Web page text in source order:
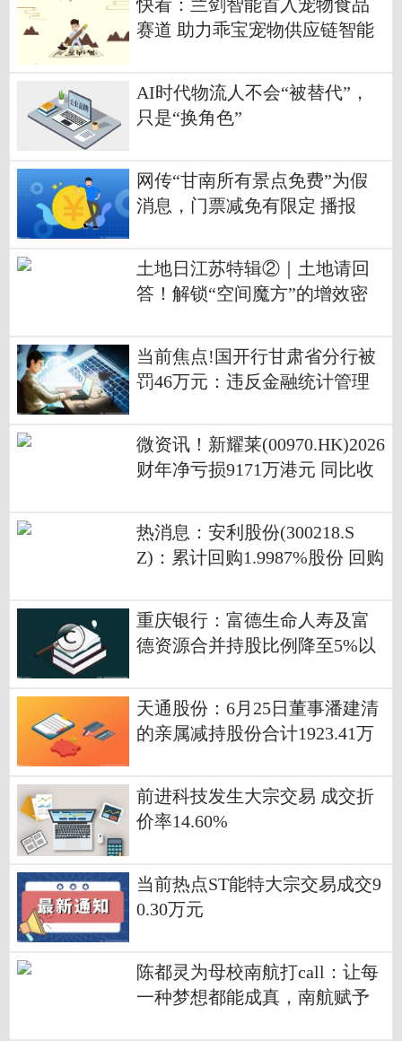
快看：兰剑智能首入宠物食品
赛道 助力乖宝宠物供应链智能
AI时代物流人不会“被替代”，
只是“换角色”
网传“甘南所有景点免费”为假
消息，门票减免有限定 播报
土地日江苏特辑②｜土地请回
答！解锁“空间魔方”的增效密
当前焦点!国开行甘肃省分行被
罚46万元：违反金融统计管理
微资讯！新耀莱(00970.HK)2026
财年净亏损9171万港元 同比收
热消息：安利股份(300218.S
Z)：累计回购1.9987%股份 回购
重庆银行：富德生命人寿及富
德资源合并持股比例降至5%以
天通股份：6月25日董事潘建清
的亲属减持股份合计1923.41万
前进科技发生大宗交易 成交折
价率14.60%
当前热点ST能特大宗交易成交9
0.30万元
陈都灵为母校南航打call：让每
一种梦想都能成真，南航赋予